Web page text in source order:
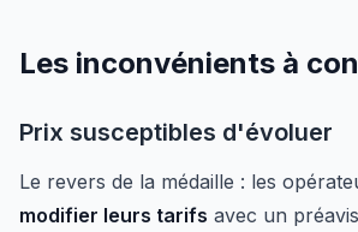
Les inconvénients à
Prix susceptibles d'évoluer
Le revers de la médaille : les
modifier leurs tarifs avec un